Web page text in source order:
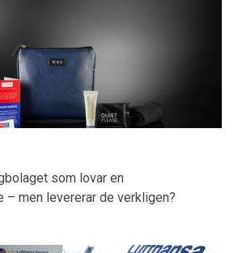
som lovar en
– men levererar de verkligen?